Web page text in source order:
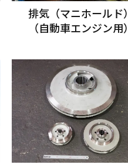
排気（マニホールド）
（自動車エンジン用）